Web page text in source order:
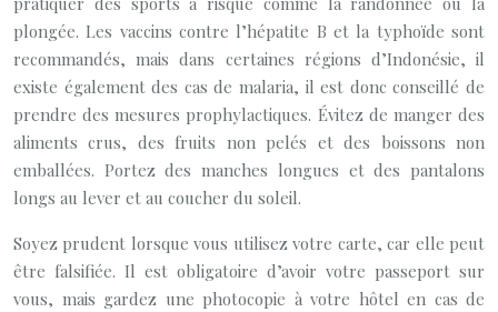
plongée. Les vaccins contre l’hépatite B et la typhoïde sont
recommandés, mais dans certaines régions d’Indonésie, il
existe également des cas de malaria, il est donc conseillé de
prendre des mesures prophylactiques. Évitez de manger des
aliments crus, des fruits non pelés et des boissons non
emballées. Portez des manches longues et des pantalons
longs au lever et au coucher du soleil.
Soyez prudent lorsque vous utilisez votre carte, car elle peut
être falsifiée. Il est obligatoire d’avoir votre passeport sur
vous, mais gardez une photocopie à votre hôtel en cas de